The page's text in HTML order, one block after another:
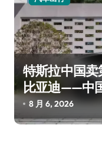
特斯拉中国
比亚迪——中
8 月 6, 2026